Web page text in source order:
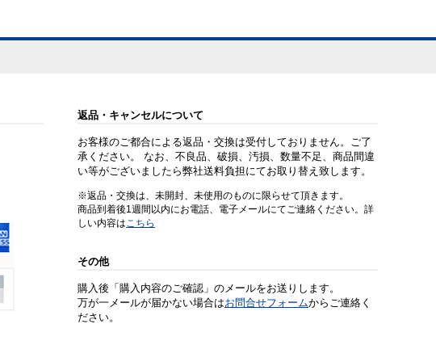
返品・キャンセルについて
お客様のご都合による返品・交換は受付しておりません。ご了
承ください。 なお、不良品、破損、汚損、数量不足、商品間違
い等がございましたら弊社送料負担にてお取り替え致します。
※返品・交換は、未開封、未使用のものに限らせて頂きます。
商品到着後1週間以内にお電話、電子メールにてご連絡ください。詳
しい内容はこちら
その他
購入後「購入内容のご確認」のメールをお送りします。
万が一メールが届かない場合はお問合せフォームからご連絡く
ださい。